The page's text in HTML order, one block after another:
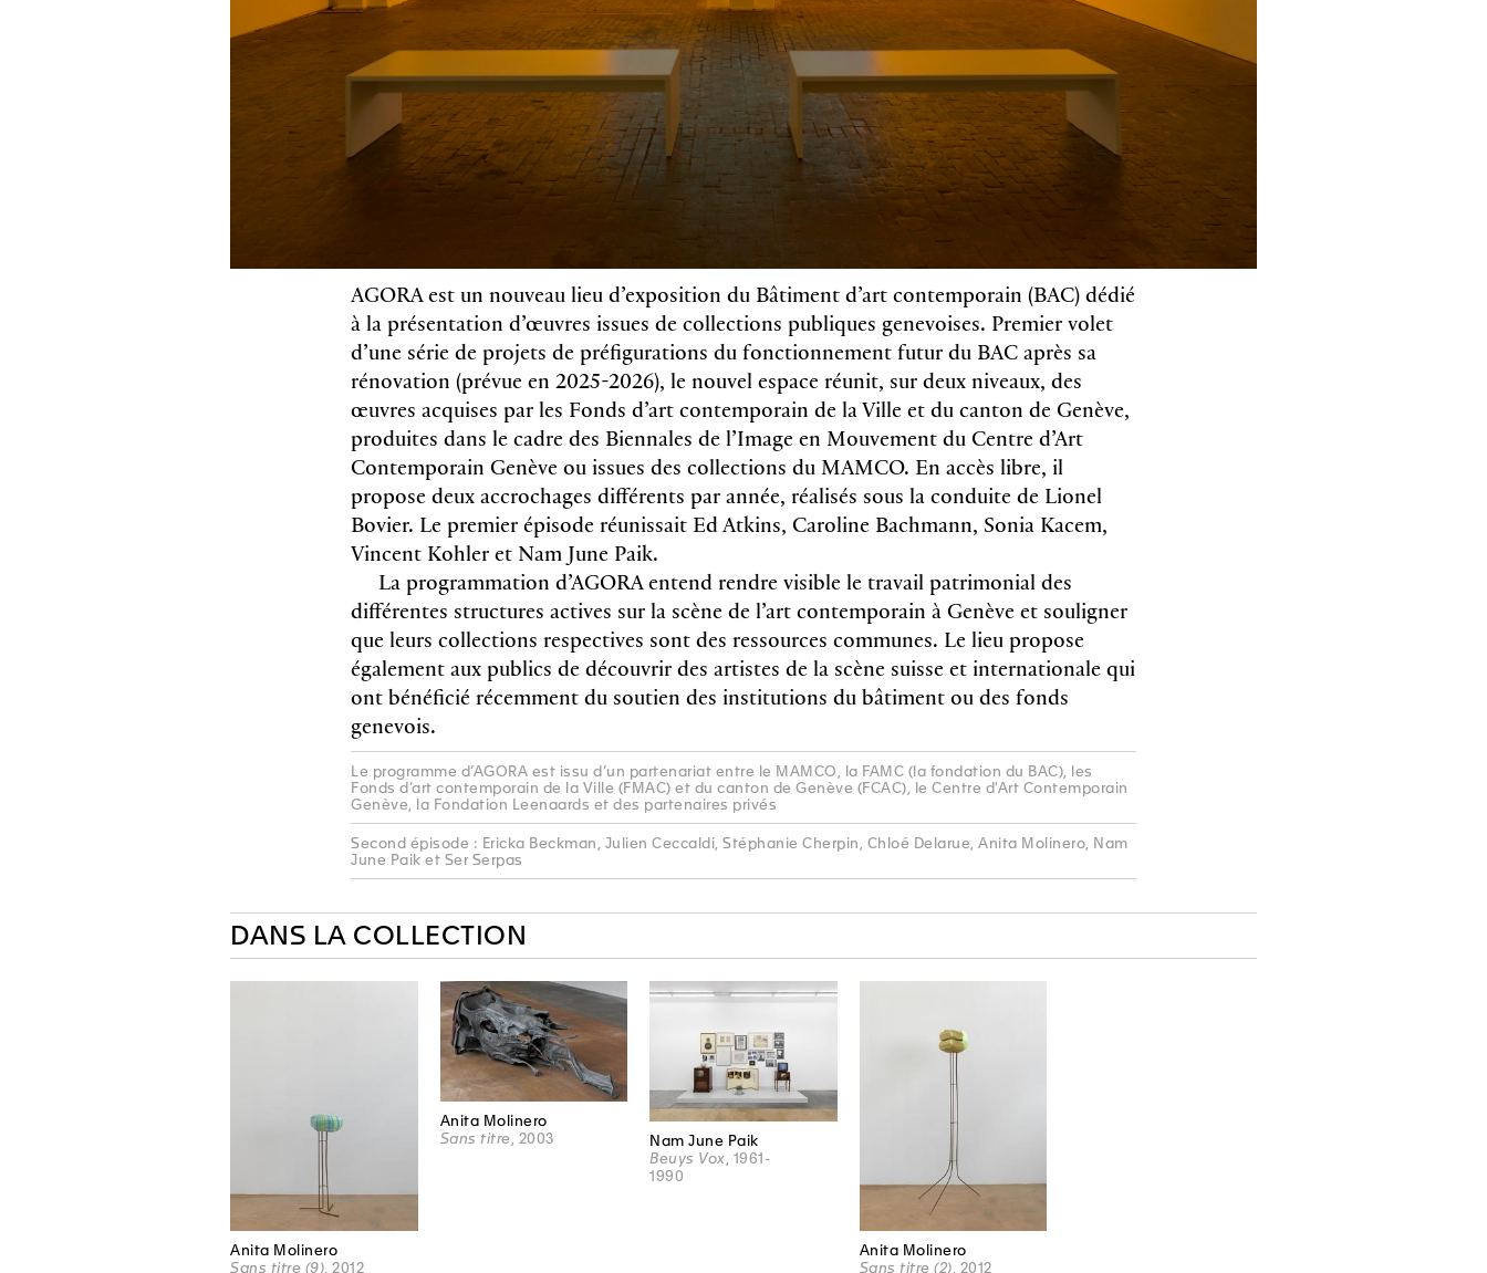
AGORA est un nouveau lieu d’exposition du Bâtiment d’art contemporain (BAC) dédié
à la présentation d’œuvres issues de collections publiques genevoises. Premier volet
d’une série de projets de préfigurations du fonctionnement futur du BAC après sa
rénovation (prévue en 2025-2026), le nouvel espace réunit, sur deux niveaux, des
œuvres acquises par les Fonds d’art contemporain de la Ville et du canton de Genève,
produites dans le cadre des Biennales de l’Image en Mouvement du Centre d’Art
Contemporain Genève ou issues des collections du MAMCO. En accès libre, il
propose deux accrochages différents par année, réalisés sous la conduite de Lionel
Bovier. Le premier épisode réunissait Ed Atkins, Caroline Bachmann, Sonia Kacem,
Vincent Kohler et Nam June Paik.
La programmation d’AGORA entend rendre visible le travail patrimonial des
différentes structures actives sur la scène de l’art contemporain à Genève et souligner
que leurs collections respectives sont des ressources communes. Le lieu propose
également aux publics de découvrir des artistes de la scène suisse et internationale qui
ont bénéficié récemment du soutien des institutions du bâtiment ou des fonds
genevois.
Le programme d’AGORA est issu d’un partenariat entre le MAMCO, la FAMC (la fondation du BAC), les
Fonds d’art contemporain de la Ville (FMAC) et du canton de Genève (FCAC), le Centre d'Art Contemporain
Genève, la Fondation Leenaards et des partenaires privés
Second épisode : Ericka Beckman, Julien Ceccaldi, Stéphanie Cherpin, Chloé Delarue, Anita Molinero, Nam
June Paik et Ser Serpas
DANS LA COLLECTION
Anita Molinero
Sans titre (9) , 2012
Anita Molinero
Sans titre , 2003
Nam June Paik
Beuys Vox, 1961-
1990
Anita Molinero
Sans titre (2) , 2012